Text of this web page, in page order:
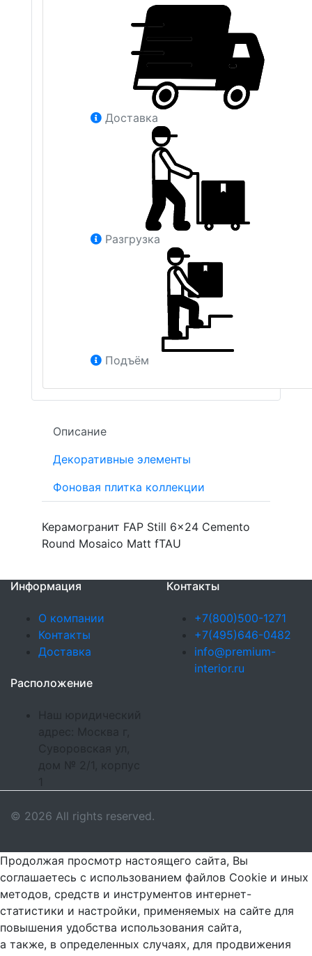
Доставка
Разгрузка
Подъём
Описание
Декоративные элементы
Фоновая плитка коллекции
Керамогранит FAP Still 6x24 Cemento
Round Mosaico Matt fTAU
Информация
О компании
Контакты
Доставка
Контакты
+7(800)500-1271
+7(495)646-0482
info@premium-
interior.ru
Расположение
Наш юридический
адрес: Москва г,
Суворовская ул,
дом № 2/1, корпус
© 2026 All rights reserved.
Продолжая просмотр настоящего сайта, Вы
соглашаетесь с использованием файлов Cookie и иных
методов, средств и инструментов интернет-
статистики и настройки, применяемых на сайте для
повышения удобства использования сайта,
а также, в определенных случаях, для продвижения